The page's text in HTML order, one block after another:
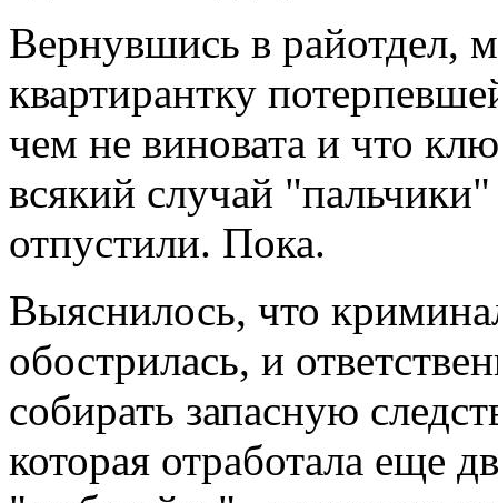
Вернувшись в райотдел,
квартирантку
чем не виновата и что
всякий случай
отпустили. Пока.
Выяснилось, что
обострилась, и
собирать запасную
которая отработала еще